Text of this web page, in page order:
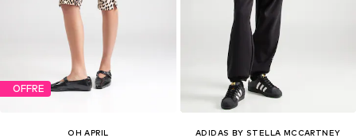
OFFRE
OH APRIL
ADIDAS BY STELLA MCCARTNEY